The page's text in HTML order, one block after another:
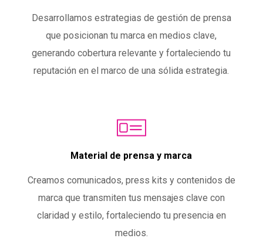
Desarrollamos estrategias de gestión de prensa
que posicionan tu marca en medios clave,
generando cobertura relevante y fortaleciendo tu
reputación en el marco de una sólida estrategia.
Material de prensa y marca
Creamos comunicados, press kits y contenidos de
marca que transmiten tus mensajes clave con
claridad y estilo, fortaleciendo tu presencia en
medios.